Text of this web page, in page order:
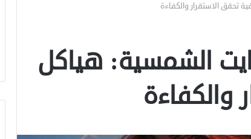
تحقق الاستقرار والكفاءة
الشمسية: هياكل
والكفاءة